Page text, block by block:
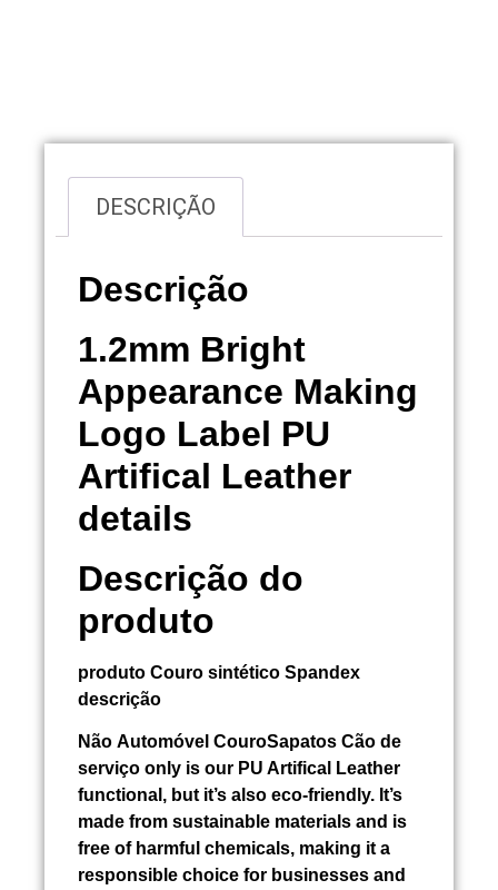
DESCRIÇÃO
Descrição
1.2mm Bright
Appearance Making
Logo Label PU
Artifical Leather
details
Descrição do
produto
produto Couro sintético Spandex
descrição
Não Automóvel CouroSapatos Cão de
serviço only is our PU Artifical Leather
functional, but it’s also eco-friendly. It’s
made from sustainable materials and is
free of harmful chemicals, making it a
responsible choice for businesses and